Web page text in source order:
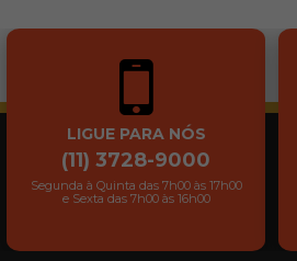
LIGUE PARA NÓS
(11) 3728-9000
Segunda à Quinta das 7h00 às 17h00
e Sexta das 7h00 às 16h00